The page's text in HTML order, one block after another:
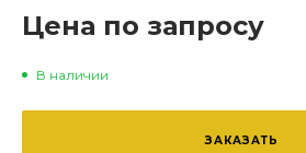
Цена по запросу
В наличии
ЗАКАЗАТЬ